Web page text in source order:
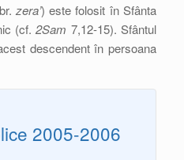
zera’) este folosit în Sfânta
(cf.2Sam 7,12-15). Sfântul
descendent în persoana
2005-2006